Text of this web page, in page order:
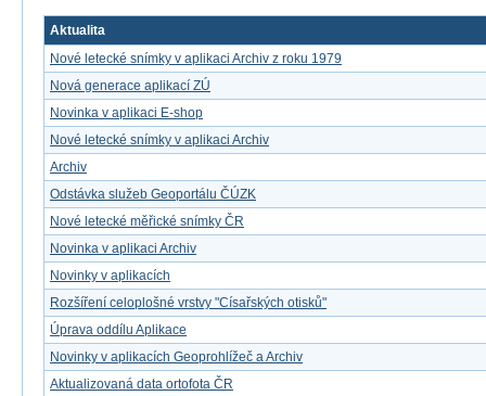
Aktualita
Nové letecké snímky v aplikaci Archiv z roku 1979
Nová generace aplikací ZÚ
Novinka v aplikaci E-shop
Nové letecké snímky v aplikaci Archiv
Archiv
Odstávka služeb Geoportálu ČÚZK
Nové letecké měřické snímky ČR
Novinka v aplikaci Archiv
Novinky v aplikacích
Rozšíření celoplošné vrstvy "Císařských otisků"
Úprava oddílu Aplikace
Novinky v aplikacích Geoprohlížeč a Archiv
Aktualizovaná data ortofota ČR